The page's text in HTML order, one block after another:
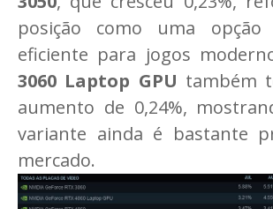
posição como uma
eficiente para jogos
3060 Laptop GPU também
aumento de 0,24%,
variante ainda é bastante
mercado.